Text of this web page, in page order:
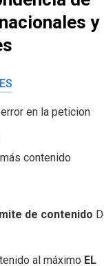
y
en la peticion
contenido
de contenido
al máximo EL